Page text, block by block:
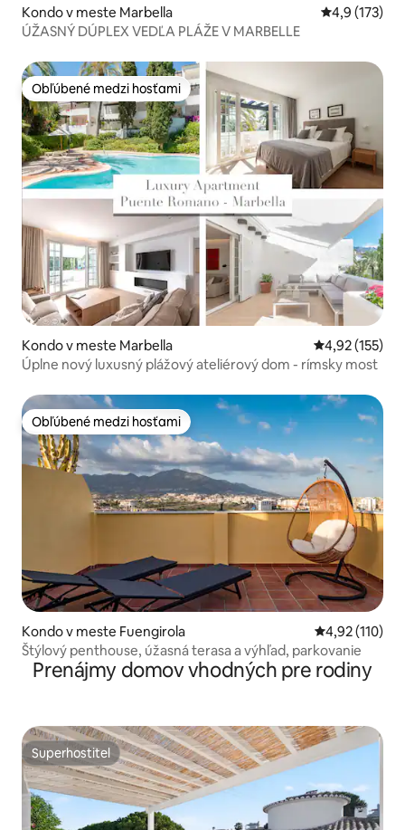
Kondo v meste Marbella Priemerné
4,9 (173)
ÚŽASNÝ DÚPLEX VEDĽA PLÁŽE V MARBELLE
Obľúbené medzi hosťami
Obľúbené medzi hosťami
Kondo v meste Marbella Priemerné
4,92 (155)
Úplne nový luxusný plážový ateliérový dom - rímsky most
Obľúbené medzi hosťami
Obľúbené medzi hosťami
Kondo v meste Fuengirola Priemerné
4,92 (110)
Štýlový penthouse, úžasná terasa a výhľad, parkovanie
Prenájmy domov vhodných pre rodiny
Superhostiteľ
Superhostiteľ